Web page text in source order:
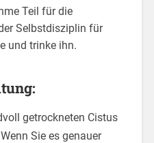
Teil für die
Selbstdisziplin für
und trinke ihn.
getrockneten Cistus
Sie es genauer